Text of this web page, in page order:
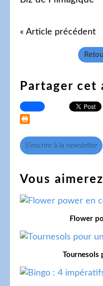
« Article précédent
Partager cet
S'inscrire à la newsletter
Vous
Flower
Tournesols